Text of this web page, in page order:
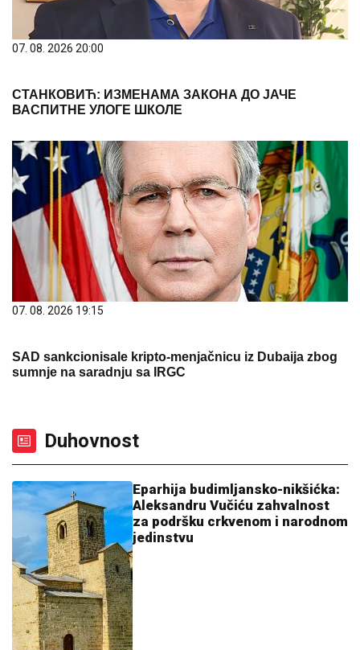
07. 08. 2026 20:00
СТАНКОВИЋ: ИЗМЕНАМА ЗАКОНА ДО ЈАЧЕ
ВАСПИТНЕ УЛОГЕ ШКОЛЕ
07. 08. 2026 19:15
SAD sankcionisale kripto-menjačnicu iz Dubaija zbog
sumnje na saradnju sa IRGC
Duhovnost
Eparhija budimljansko-nikšićka:
Aleksandru Vučiću zahvalnost
za podršku crkvenom i narodnom
jedinstvu